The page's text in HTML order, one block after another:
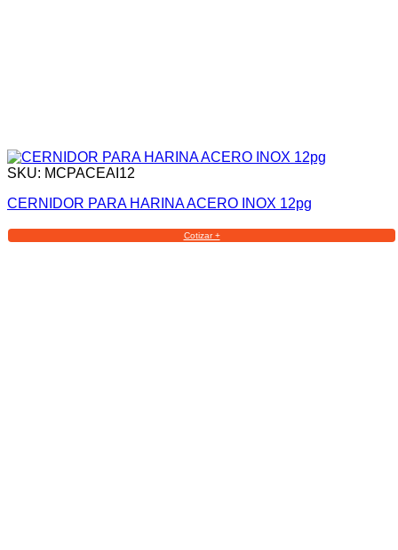
SKU: MCPACEAI12
CERNIDOR PARA HARINA ACERO INOX 12pg
Cotizar +